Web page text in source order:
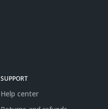
SUPPORT
Help center